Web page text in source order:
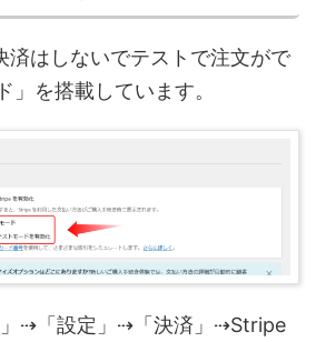
済はしないでテストで注文がで
」を搭載しています。
」⇢「設定」⇢「決済」⇢Stripe